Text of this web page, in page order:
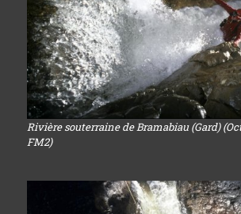
Rivière souterraine de Bramabiau (Gard)
FM2)